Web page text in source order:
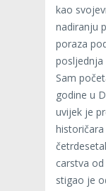
kao
nadiranju
poraza
posljednja
Sam
godine u
uvijek je
carstva
stigao je